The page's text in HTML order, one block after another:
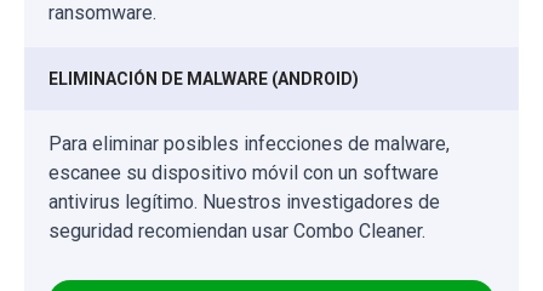
ransomware.
ELIMINACIÓN DE MALWARE (ANDROID)
Para eliminar posibles infecciones de malware,
escanee su dispositivo móvil con un software
antivirus legítimo. Nuestros investigadores de
seguridad recomiendan usar Combo Cleaner.